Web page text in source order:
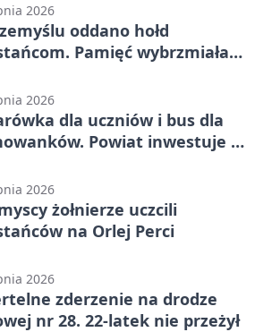
2026
oddano hołd
Pamięć wybrzmiała
2026
dla uczniów i bus dla
Powiat inwestuje w
2026
żołnierze uczcili
na Orlej Perci
2026
zderzenie na drodze
nr 28. 22-latek nie przeżył